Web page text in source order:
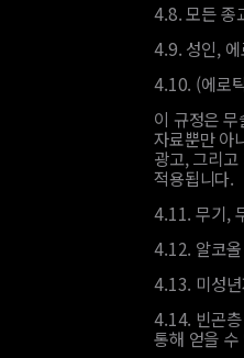
4.8.모든 종
4.9. 성인,
4.10. (에로
이 규정은
자료뿐만 아
광고, 그리
적용됩니다.
4.11.무기,
4.12. 알코
4.13. 미성
4.14. 빈곤
통해 얻을